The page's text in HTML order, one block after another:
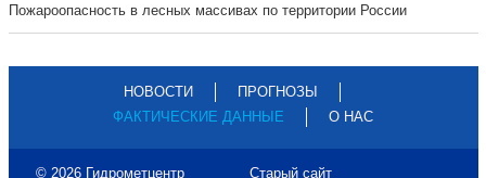
Пожароопасность в лесных массивах по территории России
НОВОСТИ
ПРОГНОЗЫ
ФАКТИЧЕСКИЕ ДАННЫЕ
О НАС
© 2026 Гидрометцентр Старый сайт